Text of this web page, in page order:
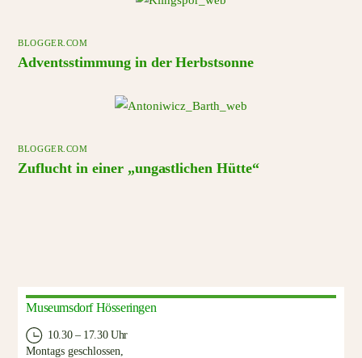
BLOGGER.COM
Adventsstimmung in der Herbstsonne
BLOGGER.COM
Zuflucht in einer „ungastlichen Hütte“
Museumsdorf Hösseringen
10.30 – 17.30 Uhr
Montags geschlossen,